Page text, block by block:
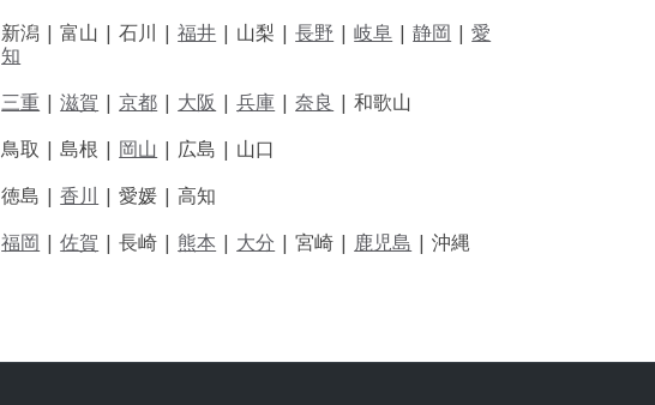
新潟 |富山 |石川 |福井 | 山梨 |長野 |岐阜 |静岡 |愛
知
三重 |滋賀 |京都 | 大阪 |兵庫 |奈良 |和歌山
鳥取 |島根 | 岡山 | 広島 | 山口
徳島 |香川 |愛媛 |高知
福岡 |佐賀 |長崎 | 熊本 | 大分 |宮崎 | 鹿児島 |沖縄